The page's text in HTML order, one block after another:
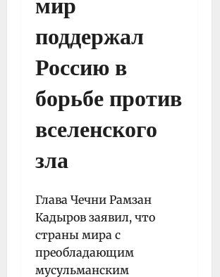
мир
поддержал
Россию в
борьбе против
вселенского
зла
Глава Чечни Рамзан
Кадыров заявил, что
страны мира с
преобладающим
мусульманским